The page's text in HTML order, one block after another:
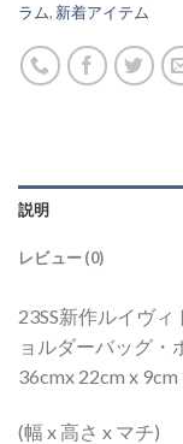
ラム, 新着アイテム
説明
レビュー (0)
23SS新作ルイヴ
ョルダーバッグ・
36cmx 22cm x 9cm
(幅 x 高さ x マチ)